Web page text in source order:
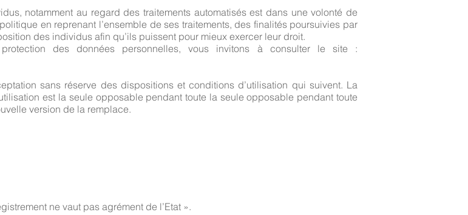
notamment au regard des traitements automatisés est dans une volonté de
en reprenant l’ensemble de ses traitements, des finalités poursuivies par
des individus afin qu’ils puissent pour mieux exercer leur droit.
des données personnelles, vous invitons à consulter le site :
sans réserve des dispositions et conditions d’utilisation qui suivent. La
est la seule opposable pendant toute la seule opposable pendant toute
version de la remplace.
ne vaut pas agrément de l’Etat ».